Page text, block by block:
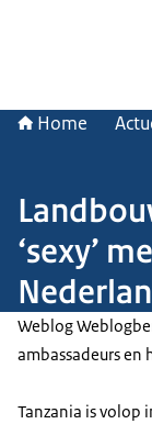
Home
‘sexy’
Weblog
ambassadeurs en
Tanzania is volop